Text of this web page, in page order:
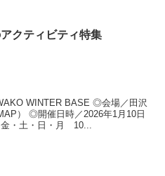
クティビティ特集
WINTER BASE ◎会場／田沢
） ◎開催日時／2026年1月10日
・土・日・月 10...